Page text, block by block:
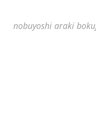
nobuyoshi araki